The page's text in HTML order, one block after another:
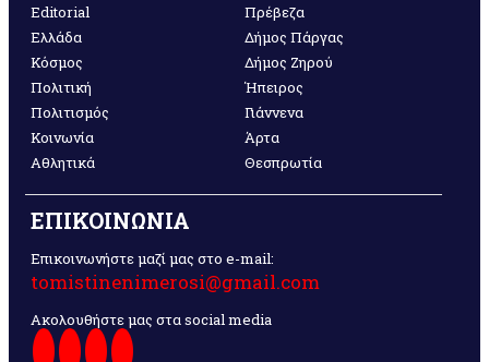
Editorial
Ελλάδα
Κόσμος
Πολιτική
Πολιτισμός
Κοινωνία
Αθλητικά
Πρέβεζα
Δήμος Πάργας
Δήμος Ζηρού
Ήπειρος
Γιάννενα
Άρτα
Θεσπρωτία
ΕΠΙΚΟΙΝΩΝΙΑ
Επικοινωνήστε μαζί μας στο e-mail:
tomistinenimerosi@gmail.com
Ακολουθήστε μας στα social media